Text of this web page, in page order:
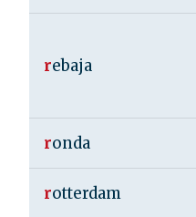
rebaja
ronda
rotterdam